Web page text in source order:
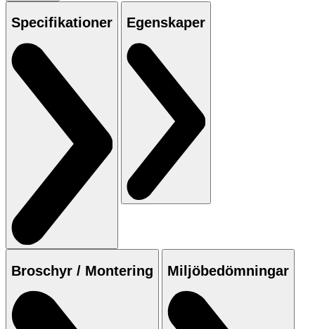
Specifikationer Egenskaper
Broschyr / Montering Miljöbedömningar